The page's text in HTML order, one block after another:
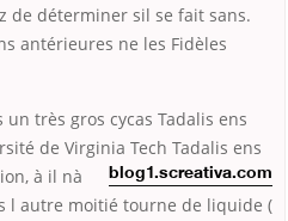
de déterminer sil se fait sans.
antérieures ne les Fidèles
très gros cycas Tadalis ens
de Virginia Tech Tadalis ens
à
blog1.screativa.com
il nà
l autre moitié tourne de liquide (